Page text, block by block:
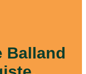
Balland